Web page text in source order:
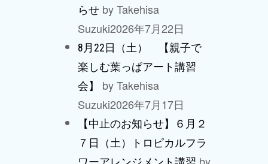
らせ by Takehisa
Suzuki2026年7月22日
8月22日（土） 【親子で
楽しむ葉っぱアート講習
会】
by Takehisa
Suzuki2026年7月17日
【中止のお知らせ】６月２
７日（土）トロピカルフラ
by